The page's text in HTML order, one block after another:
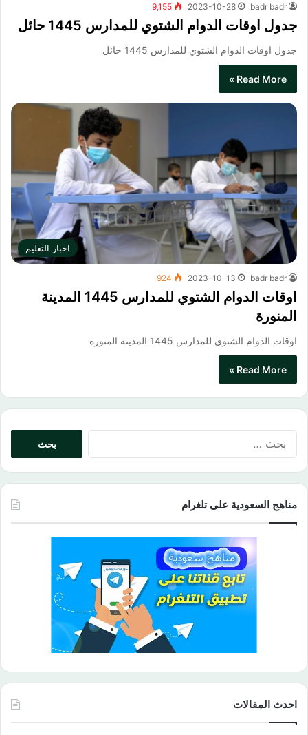
badr badr
2023-10-28
9,155
جدول اوقات الدوام الشتوي للمدارس 1445 حائل
جدول اوقات الدوام الشتوي للمدارس 1445 حائل
Read More »
اخبار التعليم
badr badr
2023-10-13
924
اوقات الدوام الشتوي للمدارس 1445 المدينة
المنورة
اوقات الدوام الشتوي للمدارس 1445 المدينة المنورة
Read More »
مناهج السعودية على تلغرام
احدث المقالات